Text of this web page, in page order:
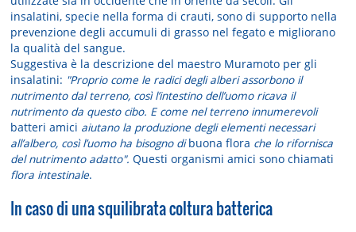
insalatini, specie nella forma di crauti, sono di supporto nella
prevenzione degli accumuli di grasso nel fegato e migliorano
la qualità del sangue.
Suggestiva è la descrizione del maestro Muramoto per gli
insalatini: "Proprio come le radici degli alberi assorbono il
nutrimento dal terreno, così l’intestino dell’uomo ricava il
nutrimento da questo cibo. E come nel terreno innumerevoli
batteri amici aiutano la produzione degli elementi necessari
all’albero, così l’uomo ha bisogno dibuona flora che lo rifornisca
del nutrimento adatto".Questi organismi amici sono chiamati
flora intestinale.
In caso di una squilibrata coltura batterica